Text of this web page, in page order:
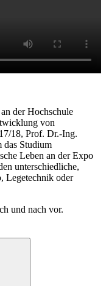
an der Hochschule
von
18, Prof. Dr.-Ing.
das Studium
Leben an der Expo
unterschiedliche,
Legetechnik oder
und nach vor.